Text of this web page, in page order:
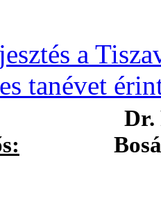
a
tanévet
Dr.
Bosák